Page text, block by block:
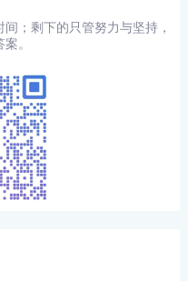
；剩下的只管努力与坚持，
。